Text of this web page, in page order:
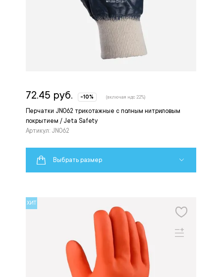
Перчатки JN062 трикотажные с полным нитриловым
покрытием / Jeta Safety
Артикул: JN062
72.45 руб. -10% (включая ндс 22%)
Выбрать размер
ХИТ